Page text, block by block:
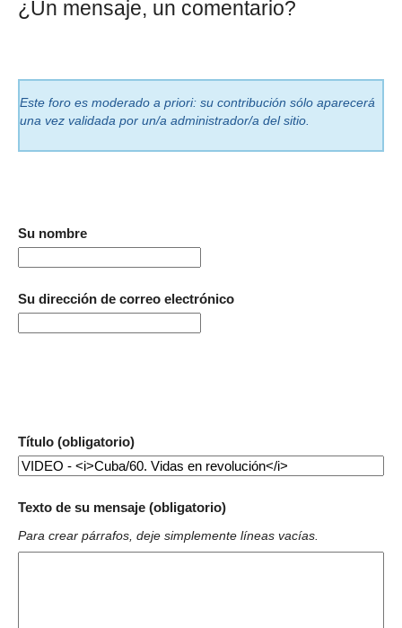
¿Un mensaje, un comentario?
Este foro es moderado a priori: su contribución sólo aparecerá
una vez validada por un/a administrador/a del sitio.
Su nombre
Su dirección de correo electrónico
Título (obligatorio)
Texto de su mensaje (obligatorio)
Para crear párrafos, deje simplemente líneas vacías.